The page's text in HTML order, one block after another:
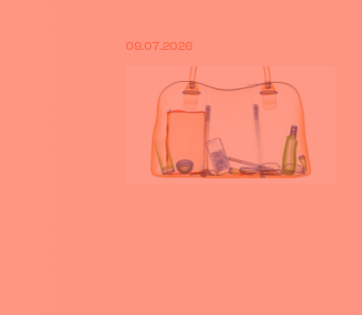
09.07.2026